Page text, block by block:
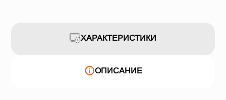
ХАРАКТЕРИСТИКИ
ОПИСАНИЕ